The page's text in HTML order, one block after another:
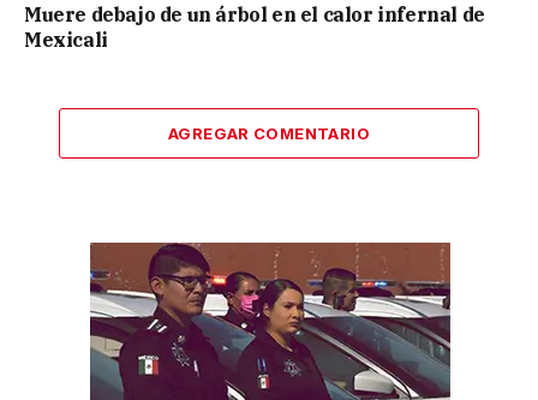
Muere debajo de un árbol en el calor infernal de
Mexicali
AGREGAR COMENTARIO